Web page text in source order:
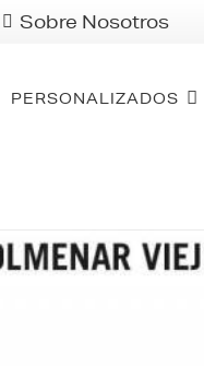
Sobre Nosotros
PERSONALIZADOS